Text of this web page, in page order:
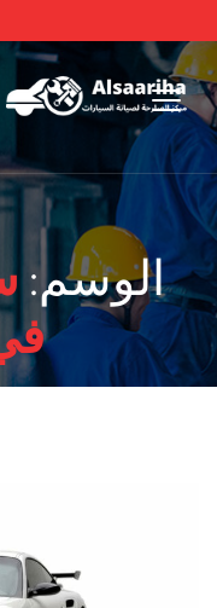
الوسم: